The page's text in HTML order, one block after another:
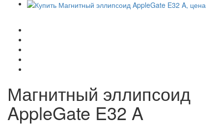
Магнитный эллипсоид
AppleGate E32 A